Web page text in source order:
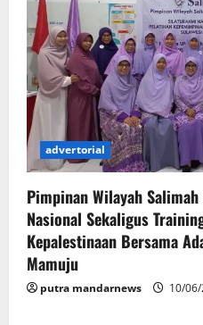
advertorial
Pimpinan Wilayah
Nasional Sekaligus
Kepalestinaan Bersama
Mamuju
putra mandarnews 10/